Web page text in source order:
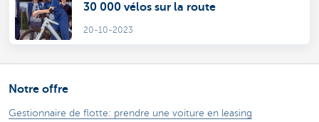
30 000 vélos sur la route
20-10-2023
Notre offre
Gestionnaire de flotte: prendre une voiture en leasing